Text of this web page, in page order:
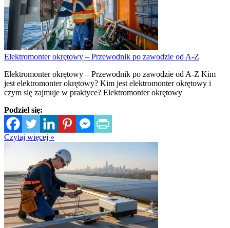
Elektromonter okrętowy – Przewodnik po zawodzie od A-Z
Elektromonter okrętowy – Przewodnik po zawodzie od A-Z Kim
jest elektromonter okrętowy? Kim jest elektromonter okrętowy i
czym się zajmuje w praktyce? Elektromonter okrętowy
Podziel się:
Czytaj więcej »